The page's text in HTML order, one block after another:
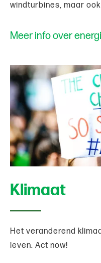
windturbines, maar
Meer info over
Klimaat
Het veranderend
leven. Act now!